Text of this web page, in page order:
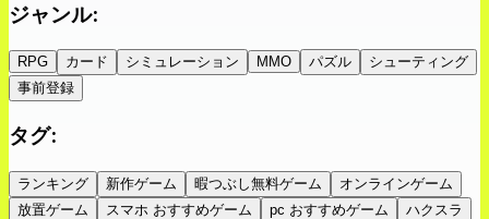
ジャンル:
RPG カード シミュレーション MMO パズル
シューティング
事前登録
タグ:
ランキング 新作ゲーム 暇つぶし無料ゲーム
オンラインゲーム
放置ゲーム
スマホ おすすめゲーム pc おすすめゲーム
ハクスラ